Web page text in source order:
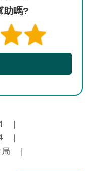
助嗎?